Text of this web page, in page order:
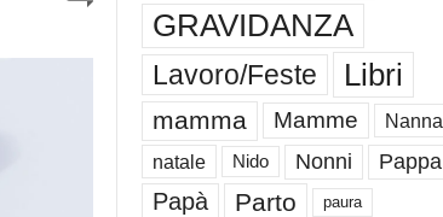
GRAVIDANZA
Lavoro/Feste Libri
mamma Mamme
Nanna
natale
Nido Nonni Pappa
Papà Parto paura